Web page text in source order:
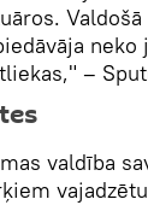
–
valdība